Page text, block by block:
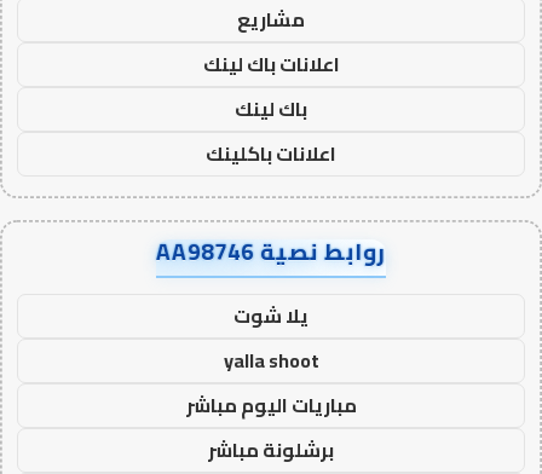
مشاريع
اعلانات باك لينك
باك لينك
اعلانات باكلينك
روابط نصية AA98746
يلا شوت
yalla shoot
مباريات اليوم مباشر
برشلونة مباشر